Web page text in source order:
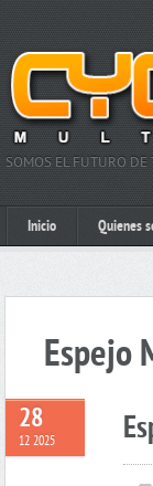
SOMOS EL FUTURO
Inicio Quienes
Espejo
28
12 2025